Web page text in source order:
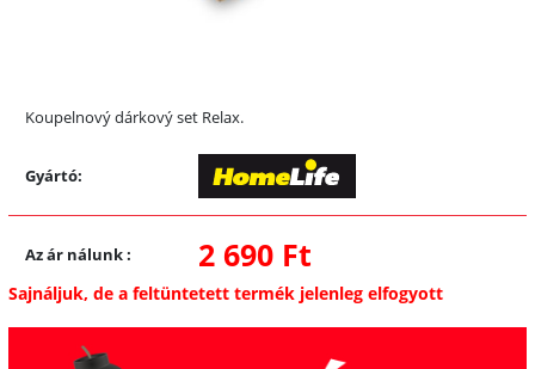
Koupelnový dárkový set Relax.
Gyártó:
Az ár nálunk: 2 690 Ft
Sajnáljuk, de a feltüntetett termék jelenleg elfogyott